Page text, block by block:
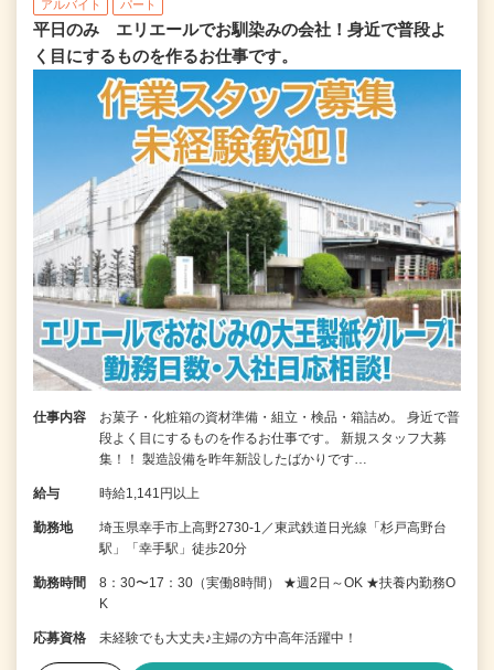
アルバイト パート
平日のみ エリエールでお馴染みの会社！身近で普段よ
く目にするものを作るお仕事です。
仕事内容
お菓子・化粧箱の資材準備・組立・検品・箱詰め。 身近で普
段よく目にするものを作るお仕事です。 新規スタッフ大募
集！！ 製造設備を昨年新設したばかりです…
給与 時給1,141円以上
勤務地
埼玉県幸手市上高野2730-1／東武鉄道日光線「杉戸高野台
駅」「幸手駅」徒歩20分
勤務時間
8：30〜17：30（実働8時間） ★週2日～OK ★扶養内勤務O
K
応募資格 未経験でも大丈夫♪主婦の方中高年活躍中！